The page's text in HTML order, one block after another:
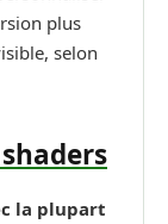
plus
selon
la plupart